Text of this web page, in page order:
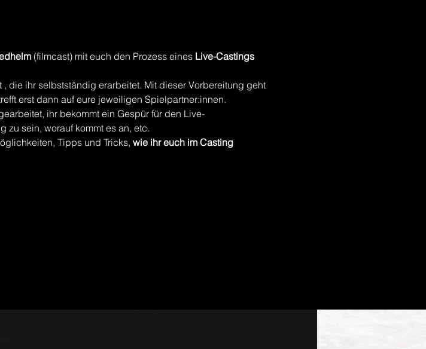
(filmcast) mit euch den Prozess eines Live-Castings
die ihr selbstständig erarbeitet. Mit dieser Vorbereitung geht
erst dann auf eure jeweiligen Spielpartner:innen.
ihr bekommt ein Gespür für den Live-
zu sein, worauf kommt es an, etc.
Tipps und Tricks, wie ihr euch im Casting